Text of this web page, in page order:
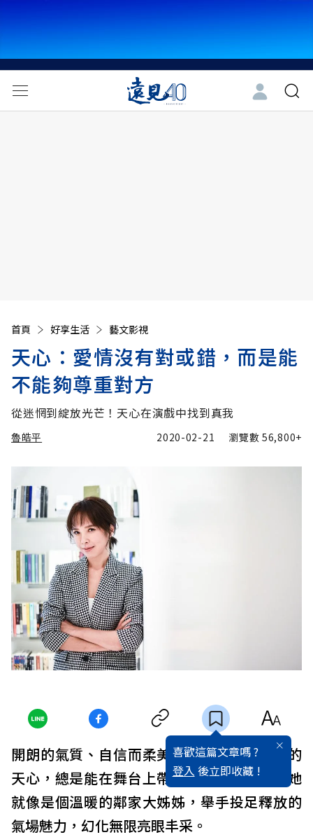
首頁 好享生活 藝文影視
天心：愛情沒有對或錯，而是能
不能夠尊重對方
從迷惘到綻放光芒！天心在演戲中找到真我
魯皓平 2020-02-21 瀏覽數56,800+
喜歡這篇文章嗎 ?
登入 後立即收藏 !
開朗的氣質、自信而柔美的笑容，熱愛表演的
天心，總是能在舞台上帶給觀眾無限驚喜，她
就像是個溫暖的鄰家大姊姊，舉手投足釋放的
氣場魅力，幻化無限亮眼丰采。